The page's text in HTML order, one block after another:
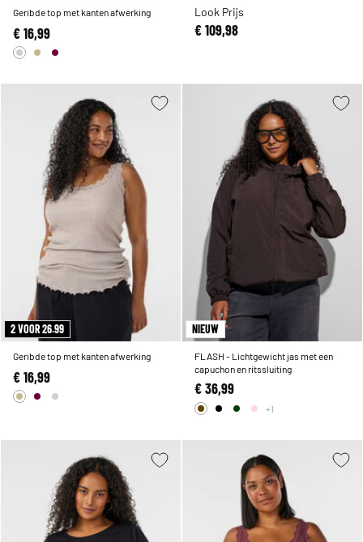
Geribde top met kanten afwerking
€ 16,99
Look Prijs
€ 109,98
2 VOOR 26.99
Geribde top met kanten afwerking
€ 16,99
NIEUW
FLASH - Lichtgewicht jas met een
capuchon en ritssluiting
€ 36,99
+1